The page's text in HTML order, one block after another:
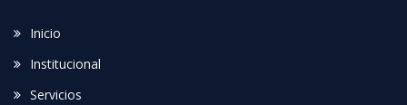
Inicio
Institucional
Servicios